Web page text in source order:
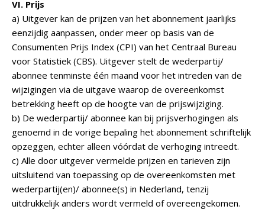
VI. Prijs
a) Uitgever kan de prijzen van het abonnement jaarlijks
eenzijdig aanpassen, onder meer op basis van de
Consumenten Prijs Index (CPI) van het Centraal Bureau
voor Statistiek (CBS). Uitgever stelt de wederpartij/
abonnee tenminste één maand voor het intreden van de
wijzigingen via de uitgave waarop de overeenkomst
betrekking heeft op de hoogte van de prijswijziging.
b) De wederpartij/ abonnee kan bij prijsverhogingen als
genoemd in de vorige bepaling het abonnement schriftelijk
opzeggen, echter alleen vóórdat de verhoging intreedt.
c) Alle door uitgever vermelde prijzen en tarieven zijn
uitsluitend van toepassing op de overeenkomsten met
wederpartij(en)/ abonnee(s) in Nederland, tenzij
uitdrukkelijk anders wordt vermeld of overeengekomen.